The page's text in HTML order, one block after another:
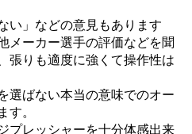
い」などの意見もあります
メーカー選手の評価などを聞
張りも適度に強くて操作性は
選ばない本当の意味でのオー
す。
プレッシャーを十分体感出来